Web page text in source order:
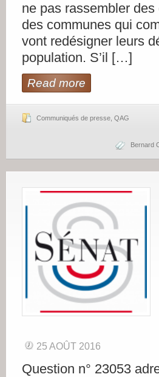
ne pas rassembler
des communes qui
vont redésigner leurs
population. S’il […]
Read more
Communiqués de presse QAG
Bernard
25 AOÛT 2016
Question n° 23053